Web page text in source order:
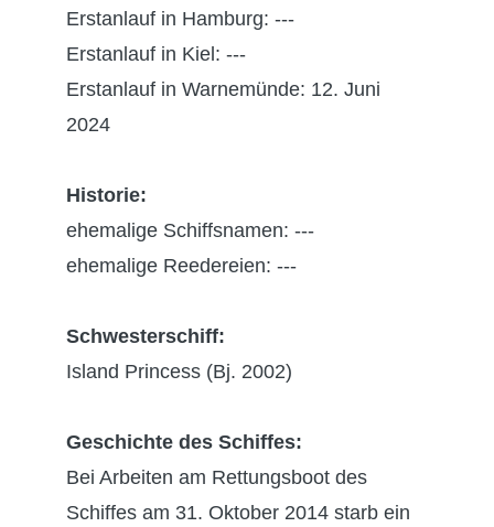
Erstanlauf in Hamburg: ---
Erstanlauf in Kiel: ---
Erstanlauf in Warnemünde: 12. Juni
2024
Historie:
ehemalige Schiffsnamen: ---
ehemalige Reedereien: ---
Schwesterschiff:
Island Princess (Bj. 2002)
Geschichte des Schiffes:
Bei Arbeiten am Rettungsboot des
Schiffes am 31. Oktober 2014 starb ein